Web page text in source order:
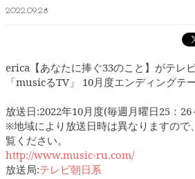
2022.09.28
erica【あなたに捧ぐ33のこと】がテレ
「musicるTV」 10月度エンディングテ
放送日:2022年10月度(毎週月曜日25：
※地域により放送日時は異なりますので
覧ください。
http://www.music-ru.com/
放送局:テレビ朝日系